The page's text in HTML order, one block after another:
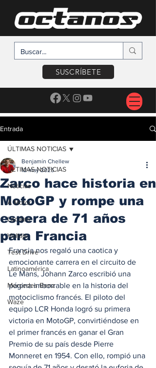
SUSCRÍBETE
Entrada
ÚLTIMAS NOTICIAS
Noticias
A Motor
Locales
Voltaje
Test Drive
Latinoamérica
Mercedes Benz
Waze
ÚLTIMAS NOTICIAS
Zarco hace historia en
MotoGP y rompe una
espera de 71 años
para Francia
Benjamín Chellew
12 may 2025
Francia nos regaló una caotica y
emocionante carrera en el circuito de
Le Mans, Johann Zarco escribió una
página imborrable en la historia del
motociclismo francés. El piloto del
equipo LCR Honda logró su primera
victoria en MotoGP, convirtiéndose en
el primer francés en ganar el Gran
Premio de su país desde Pierre
Monneret en 1954. Con ello, rompió una